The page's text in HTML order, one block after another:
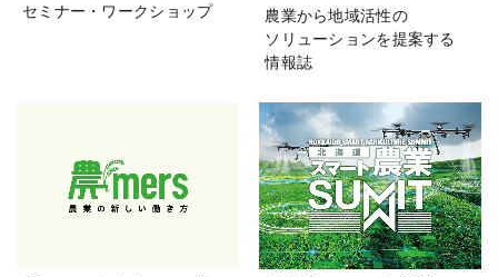
セミナー・ワークショップ
農業から地域活性の
ソリューションを提案する
情報誌